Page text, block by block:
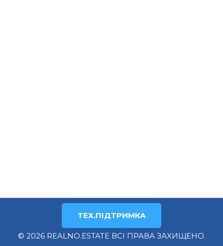
ТЕХ.ПІДТРИМКА
© 2026 REALNO.ESTATE ВСІ ПРАВА ЗАХИЩЕНО.